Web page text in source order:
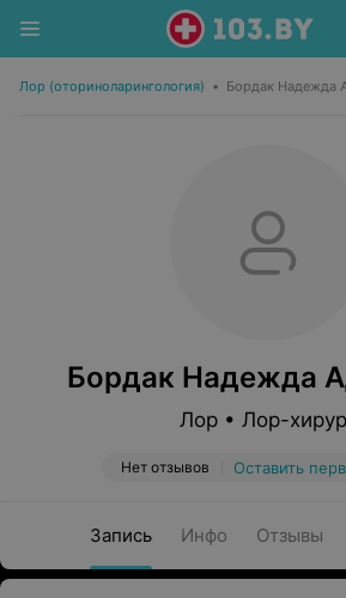
Лор (оториноларингология) • Бордак Надежда
Бордак Надежда
Лор • Лор-
Нет отзывов Оставить
Запись Инфо Отзывы